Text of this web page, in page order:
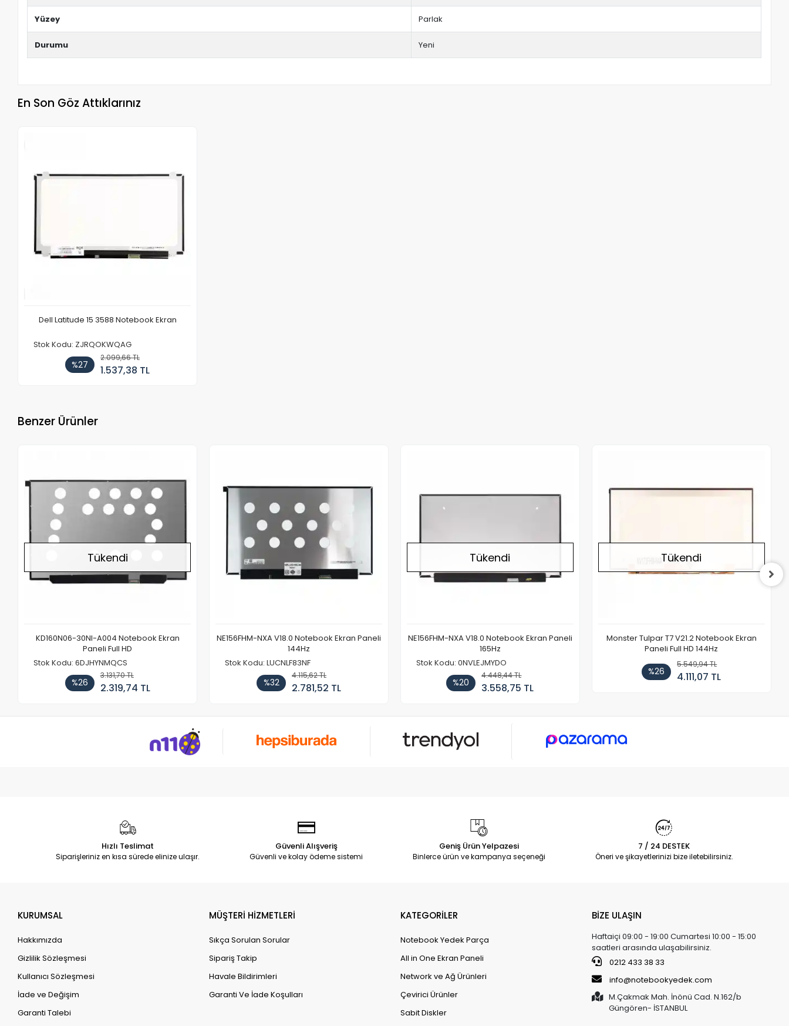
Yüzey Parlak
Durumu Yeni
En Son Göz Attıklarınız
Dell Latitude 15 3588 Notebook Ekran
Stok Kodu: ZJRQOKWQAG
%27
2.099,66 TL
1.537,38 TL
Benzer Ürünler
Tükendi
KD160N06-30NI-A004 Notebook Ekran
Paneli Full HD
Stok Kodu: 6DJHYNMQCS
%26
3.131,70 TL
2.319,74 TL
NE156FHM-NXA V18.0 Notebook Ekran Paneli
144Hz
Stok Kodu: LUCNLF83NF
%32
4.115,62 TL
2.781,52 TL
Tükendi
NE156FHM-NXA V18.0 Notebook Ekran Paneli
165Hz
Stok Kodu: 0NVLEJMYDO
%20
4.448,44 TL
3.558,75 TL
Tükendi
Monster Tulpar T7 V21.2 Notebook Ekran
Paneli Full HD 144Hz
%26
5.549,94 TL
4.111,07 TL
Hızlı Teslimat
Siparişleriniz en kısa sürede elinize ulaşır.
Güvenli Alışveriş
Güvenli ve kolay ödeme sistemi
Geniş Ürün Yelpazesi
Binlerce ürün ve kampanya seçeneği
7 / 24 DESTEK
Öneri ve şikayetlerinizi bize iletebilirsiniz.
KURUMSAL
Hakkımızda
Gizlilik Sözleşmesi
Kullanıcı Sözleşmesi
İade ve Değişim
Garanti Talebi
MÜŞTERİ HİZMETLERİ
Sıkça Sorulan Sorular
Sipariş Takip
Havale Bildirimleri
Garanti Ve İade Koşulları
KATEGORİLER
Notebook Yedek Parça
All in One Ekran Paneli
Network ve Ağ Ürünleri
Çevirici Ürünler
Sabit Diskler
BİZE ULAŞIN
Haftaiçi 09:00 - 19:00 Cumartesi 10:00 - 15:00
saatleri arasında ulaşabilirsiniz.
0212 433 38 33
info@notebookyedek.com
M.Çakmak Mah. İnönü Cad. N.162/b
Güngören- İSTANBUL